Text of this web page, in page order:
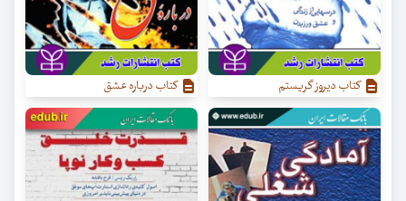
کتاب دیروز گریستم کتاب درباره عشق